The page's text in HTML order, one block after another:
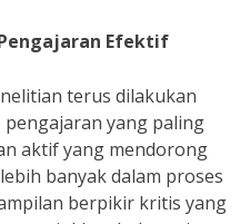
Efektif
terus dilakukan
yang paling
aktif yang mendorong
banyak dalam proses
berpikir kritis yang